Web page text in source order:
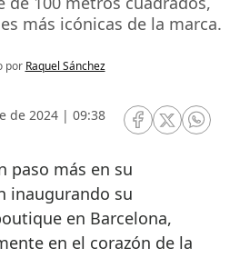
más icónicas de la marca.
por Raquel Sánchez
de 2024 | 09:38
RRSS Facebook
RRSSRRSS
inaugurando su
en Barcelona,
en el corazón de la